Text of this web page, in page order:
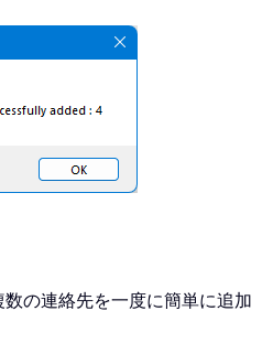
の連絡先を一度に簡単に追加